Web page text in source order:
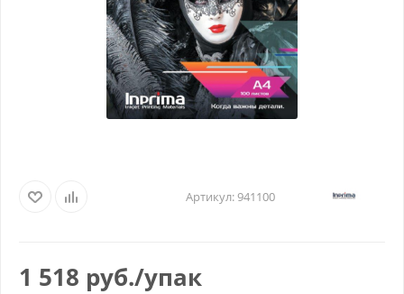
Артикул:941100
1 518 руб./упак